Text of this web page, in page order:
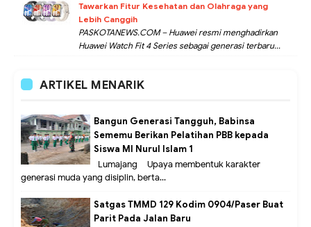
Tawarkan Fitur Kesehatan dan Olahraga yang
Lebih Canggih
PASKOTANEWS.COM – Huawei resmi menghadirkan
Huawei Watch Fit 4 Series sebagai generasi terbaru...
ARTIKEL MENARIK
Bangun Generasi Tangguh, Babinsa
Sememu Berikan Pelatihan PBB kepada
Siswa MI Nurul Islam 1
Lumajang – Upaya membentuk karakter
generasi muda yang disiplin, berta...
Satgas TMMD 129 Kodim 0904/Paser Buat
Parit Pada Jalan Baru